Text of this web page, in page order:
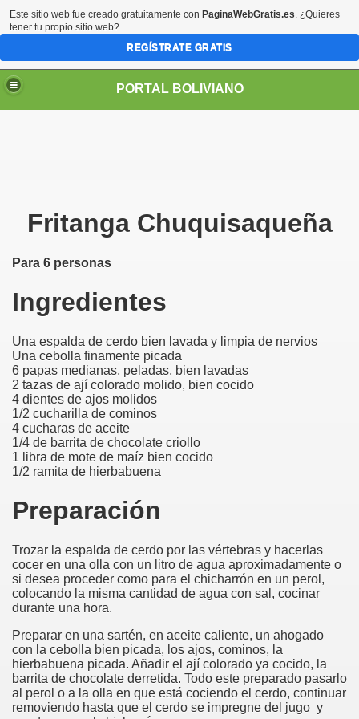
PORTAL BOLIVIANO
Fritanga Chuquisaqueña
Para 6 personas
Ingredientes
Una espalda de cerdo bien lavada y limpia de nervios
Una cebolla finamente picada
6 papas medianas, peladas, bien lavadas
2 tazas de ají colorado molido, bien cocido
4 dientes de ajos molidos
1/2 cucharilla de cominos
4 cucharas de aceite
1/4 de barrita de chocolate criollo
1 libra de mote de maíz bien cocido
1/2 ramita de hierbabuena
Preparación
Trozar la espalda de cerdo por las vértebras y hacerlas
cocer en una olla con un litro de agua aproximadamente o
si desea proceder como para el chicharrón en un perol,
colocando la misma cantidad de agua con sal, cocinar
durante una hora.
Preparar en una sartén, en aceite caliente, un ahogado
con la cebolla bien picada, los ajos, cominos, la
hierbabuena picada. Añadir el ají colorado ya cocido, la
barrita de chocolate derretida. Todo este preparado pasarlo
al perol o a la olla en que está cociendo el cerdo, continuar
removiendo hasta que el cerdo se impregne del jugo y
Este sitio web fue creado gratuitamente con PaginaWebGratis.es. ¿Quieres
tener tu propio sitio web?
REGÍSTRATE GRATIS